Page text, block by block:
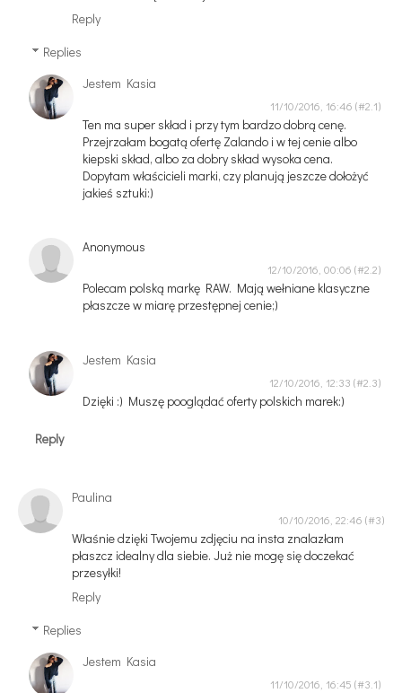
Reply
Replies
Jestem Kasia
11/10/2016, 16:46
Ten ma super skład i przy tym bardzo dobrą cenę.
Przejrzałam bogatą ofertę Zalando i w tej cenie albo
kiepski skład, albo za dobry skład wysoka cena.
Dopytam właścicieli marki, czy planują jeszcze dołożyć
jakieś sztuki:)
Anonymous
12/10/2016, 00:06
Polecam polską markę RAW. Mają wełniane klasyczne
płaszcze w miarę przestępnej cenie;)
Jestem Kasia
12/10/2016, 12:33
Dzięki :) Muszę pooglądać oferty polskich marek:)
Reply
Paulina
10/10/2016, 22:46
Właśnie dzięki Twojemu zdjęciu na insta znalazłam
płaszcz idealny dla siebie. Już nie mogę się doczekać
przesyłki!
Reply
Replies
Jestem Kasia
11/10/2016, 16:45